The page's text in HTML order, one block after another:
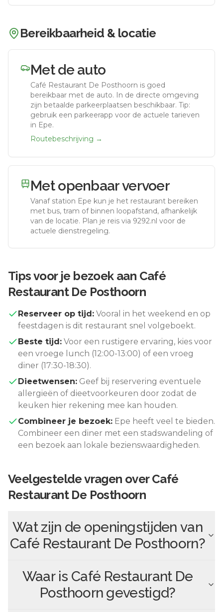
Bereikbaarheid & locatie
Met de auto
Café Restaurant De Posthoorn is goed
bereikbaar met de auto. In de directe omgeving
zijn betaalde parkeerplaatsen beschikbaar. Tip:
gebruik een parkeerapp voor de actuele tarieven
in Epe.
Routebeschrijving →
Met openbaar vervoer
Vanaf station Epe kun je het restaurant bereiken
met bus, tram of binnen loopafstand, afhankelijk
van de locatie. Plan je reis via 9292.nl voor de
actuele dienstregeling.
Tips voor je bezoek aan Café
Restaurant De Posthoorn
Reserveer op tijd: Vooral in het weekend en op
feestdagen is dit restaurant snel volgeboekt.
Beste tijd: Voor een rustigere ervaring, kies voor
een vroege lunch (12:00-13:00) of een vroeg
diner (17:30-18:30).
Dieetwensen: Geef bij reservering eventuele
allergieën of dieetvoorkeuren door zodat de
keuken hier rekening mee kan houden.
Combineer je bezoek: Epe heeft veel te bieden.
Combineer een diner met een stadswandeling of
een bezoek aan lokale bezienswaardigheden.
Veelgestelde vragen overCafé
Restaurant De Posthoorn
Wat zijn de openingstijden van
Café Restaurant De Posthoorn?
Waar is Café Restaurant De
Posthoorn gevestigd?